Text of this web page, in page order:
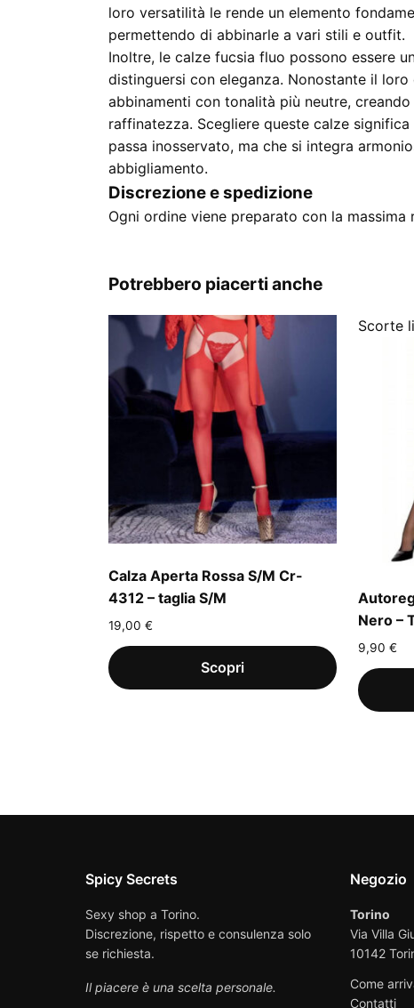
loro versatilità le rende un elemento
permettendo di abbinarle a vari stili e outfit.
Inoltre, le calze fucsia fluo possono essere
distinguersi con eleganza. Nonostante il
abbinamenti con tonalità più neutre,
raffinatezza. Scegliere queste calze
passa inosservato, ma che si integra
abbigliamento.
Discrezione e spedizione
Ogni ordine viene preparato con la
Potrebbero piacerti anche
Calza Aperta Rossa S/M Cr-
4312 – taglia S/M
19,00 €
Scorte
Nero –
9,90 €
Spicy Secrets
Sexy shop a Torino.
Discrezione, rispetto e consulenza solo
se richiesta.
Il piacere è una scelta personale.
Negozio
Torino
Via Villa
10142
Come
Contatti